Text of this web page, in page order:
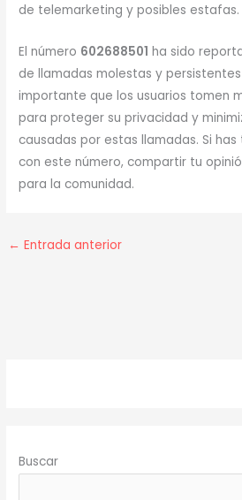
de telemarketing y posibles estafas.
El número 602688501 ha sido
de llamadas molestas y
importante que los usuarios tomen
para proteger su privacidad y
causadas por estas llamadas. Si
con este número, compartir tu
para la comunidad.
← Entrada anterior
Buscar